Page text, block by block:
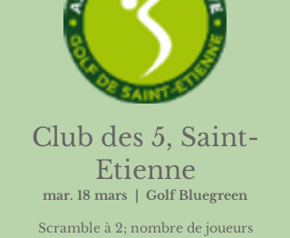
Club des 5, Saint-
Etienne
mar. 18 mars
Golf Bluegreen
Scramble à 2; nombre de joueurs